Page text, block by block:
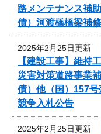
路メンテナンス補
債）河渡橋橋梁補
2025年2月25日更新
【建設工事】維
災害対策道路事業
債）他（国）157
競争入札公告
2025年2月25日更新